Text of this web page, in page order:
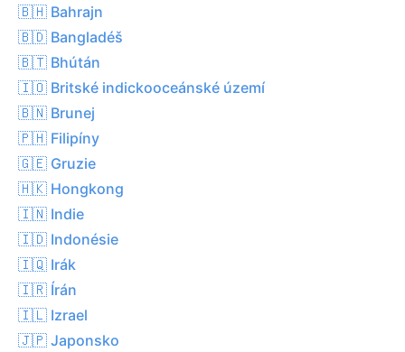
🇧🇭 Bahrajn
🇧🇩 Bangladéš
🇧🇹 Bhútán
🇮🇴 Britské indickooceánské území
🇧🇳 Brunej
🇵🇭 Filipíny
🇬🇪 Gruzie
🇭🇰 Hongkong
🇮🇳 Indie
🇮🇩 Indonésie
🇮🇶 Irák
🇮🇷 Írán
🇮🇱 Izrael
🇯🇵 Japonsko